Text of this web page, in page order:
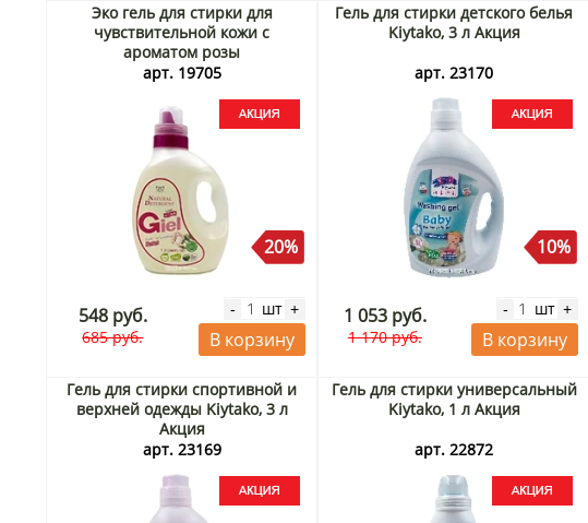
Эко гель для стирки для
чувствительной кожи с
ароматом розы
концентрированный Giel,
арт. 19705
20%
548 руб.
685 руб.
- шт +
В корзину
Гель для стирки детского белья
Kiytako, 3 л Акция
арт. 23170
10%
1 053 руб.
1 170 руб.
- шт +
В корзину
Гель для стирки спортивной и
верхней одежды Kiytako, 3 л
Акция
арт. 23169
Гель для стирки универсальный
Kiytako, 1 л Акция
арт. 22872